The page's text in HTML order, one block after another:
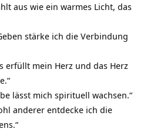
aus wie ein warmes Licht, das
stärke ich die Verbindung
erfüllt mein Herz und das Herz
lässt mich spirituell wachsen.“
anderer entdecke ich die